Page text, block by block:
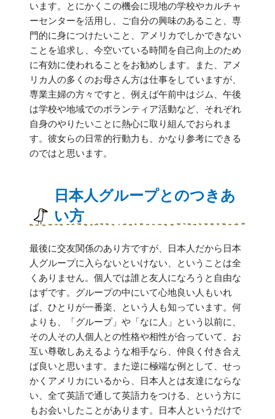
います。とにかくこの機会に現地の学校やカルチャ
ーセンターを活用し、ご自分の興味のあること、専
門的に身につけたいこと、アメリカでしかできない
ことを追求し、今空いている時間を自己向上のため
に有効に使われることをお勧めします。また、アメ
リカ人の多くのお母さん方は仕事をしていますが、
専業主婦の方々ですと、例えば午前中はジム、午後
は学校や地域でのボランティア活動など、それぞれ
自身のやりたいことに熱心に取り組んでおられま
す。彼女らの日常的行動力も、かなり参考にできる
のではと思います。
日本人グループとのつきあ
い方
最後に交友関係のあり方ですが、日本人だから日本
人グループに入らないといけない、ということは全
くありません。個人では誰と友人になろうと自由な
はずです。グループの中にいて心地良い人もいれ
ば、ひとりが一番楽、という人も知っています。何
よりも、「グループ」や「なに人」という以前に、
その人その人個人との性格や相性が合っていて、お
互い尊敬しあえるような相手なら、仲良く付き合え
ば良いと思います。また逆に極端な例として、せっ
かくアメリカにいるから、日本人とは友達にならな
い、全て英語で通して英語力をつける、という方に
もお会いしたことがあります。日本人というだけで